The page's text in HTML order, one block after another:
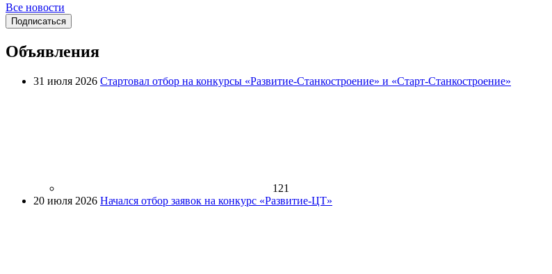
Все новости
Подписаться
Объявления
31 июля 2026 Стартовал отбор на конкурсы «Развитие-Станкостроение» и «Старт-Станкостроение»
121
20 июля 2026 Начался отбор заявок на конкурс «Развитие-ЦТ»